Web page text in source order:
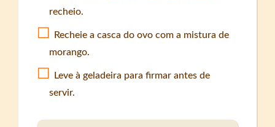
recheio.
Recheie a casca do ovo com a mistura de
morango.
Leve à geladeira para firmar antes de
servir.